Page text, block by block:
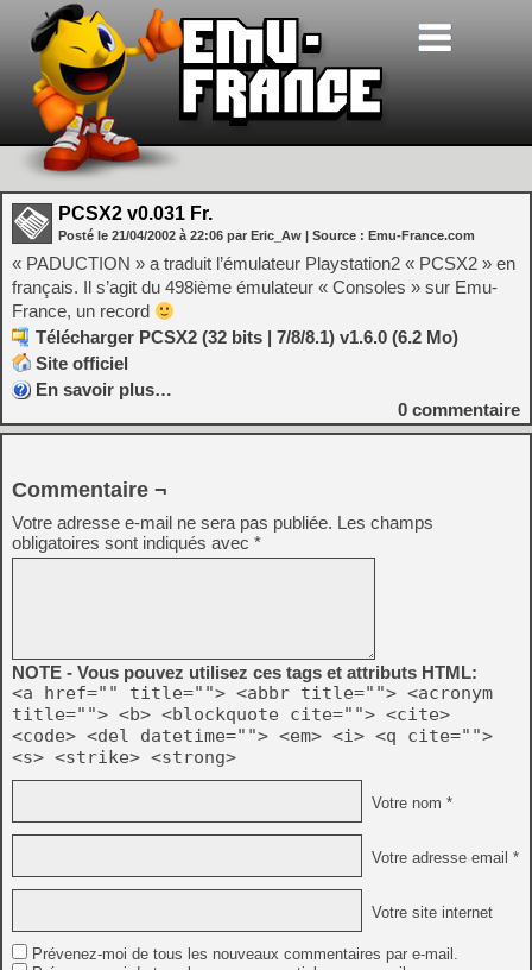
PCSX2 v0.031 Fr.
Posté le 21/04/2002 à 22:06 par Eric_Aw | Source : Emu-France.com
« PADUCTION » a traduit l’émulateur Playstation2 « PCSX2 » en
français. Il s’agit du 498ième émulateur « Consoles » sur Emu-
France, un record
Télécharger PCSX2 (32 bits | 7/8/8.1) v1.6.0 (6.2 Mo)
Site officiel
En savoir plus…
0 commentaire
Commentaire ¬
Votre adresse e-mail ne sera pas publiée. Les champs
obligatoires sont indiqués avec *
NOTE - Vous pouvez utilisez ces tags et attributs HTML:
<a href="" title=""> <abbr title=""> <acronym
title=""> <b> <blockquote cite=""> <cite>
<code> <del datetime=""> <em> <i> <q cite="">
<s> <strike> <strong>
Votre nom *
Votre adresse email *
Votre site internet
Prévenez-moi de tous les nouveaux commentaires par e-mail.